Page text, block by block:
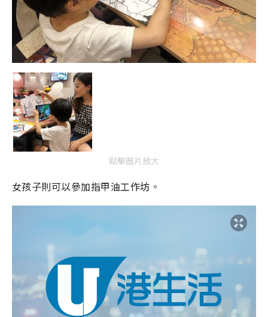
點擊圖片放大
女孩子則可以參加指甲油工作坊。